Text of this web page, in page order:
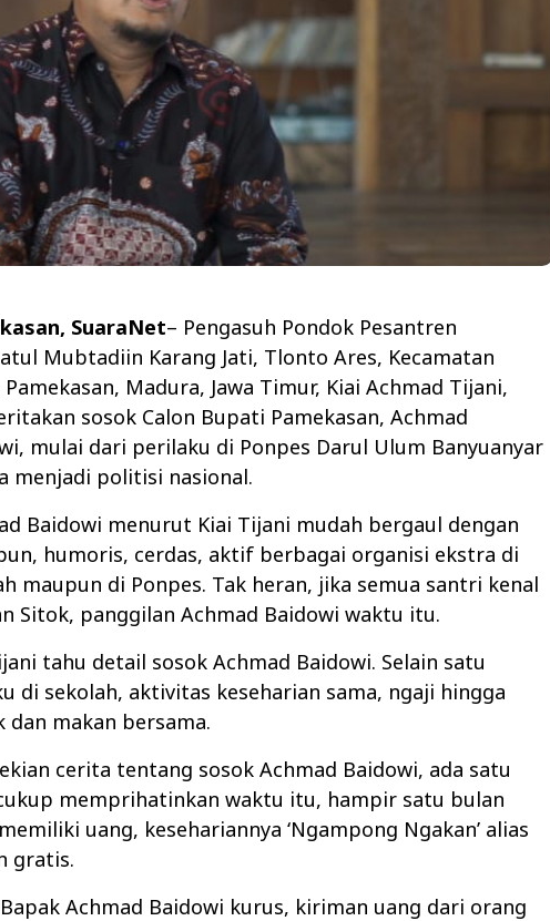
SuaraNet– Pengasuh Pondok Pesantren
Mubtadiin Karang Jati, Tlonto Ares, Kecamatan
Madura, Jawa Timur, Kiai Achmad Tijani,
sosok Calon Bupati Pamekasan, Achmad
mulai dari perilaku di Ponpes Darul Ulum Banyuanyar
menjadi politisi nasional.
Baidowi menurut Kiai Tijani mudah bergaul dengan
humoris, cerdas, aktif berbagai organisi ekstra di
maupun di Ponpes. Tak heran, jika semua santri kenal
Sitok, panggilan Achmad Baidowi waktu itu.
tahu detail sosok Achmad Baidowi. Selain satu
di sekolah, aktivitas keseharian sama, ngaji hingga
dan makan bersama.
cerita tentang sosok Achmad Baidowi, ada satu
memprihatinkan waktu itu, hampir satu bulan
uang, kesehariannya ‘Ngampong Ngakan’ alias
gratis.
Achmad Baidowi kurus, kiriman uang dari orang